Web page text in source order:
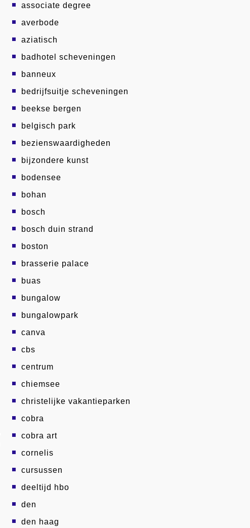
associate degree
averbode
aziatisch
badhotel scheveningen
banneux
bedrijfsuitje scheveningen
beekse bergen
belgisch park
bezienswaardigheden
bijzondere kunst
bodensee
bohan
bosch
bosch duin strand
boston
brasserie palace
buas
bungalow
bungalowpark
canva
cbs
centrum
chiemsee
christelijke vakantieparken
cobra
cobra art
cornelis
cursussen
deeltijd hbo
den
den haag